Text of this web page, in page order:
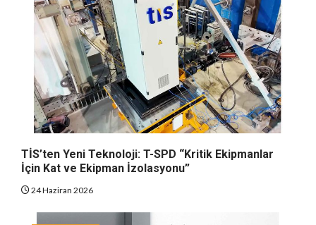
TİS’ten Yeni Teknoloji: T-SPD “Kritik Ekipmanlar
İçin Kat ve Ekipman İzolasyonu”
24 Haziran 2026